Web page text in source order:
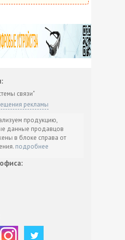
связи"
рекламы
продукцию,
данные продавцов
в блоке справа от
подробнее